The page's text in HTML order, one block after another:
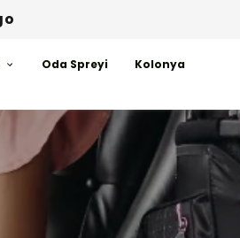
Oda Spreyi
Kolonya